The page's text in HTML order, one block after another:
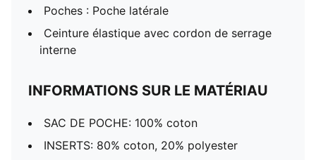
Poches : Poche latérale
Ceinture élastique avec cordon de serrage
interne
INFORMATIONS SUR LE MATÉRIAU
SAC DE POCHE: 100% coton
INSERTS: 80% coton, 20% polyester